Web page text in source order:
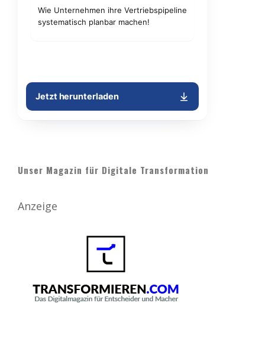
Unser Magazin für Digitale Transformation
Anzeige